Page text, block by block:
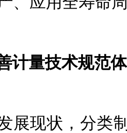
计量技术规范
展现状，分类